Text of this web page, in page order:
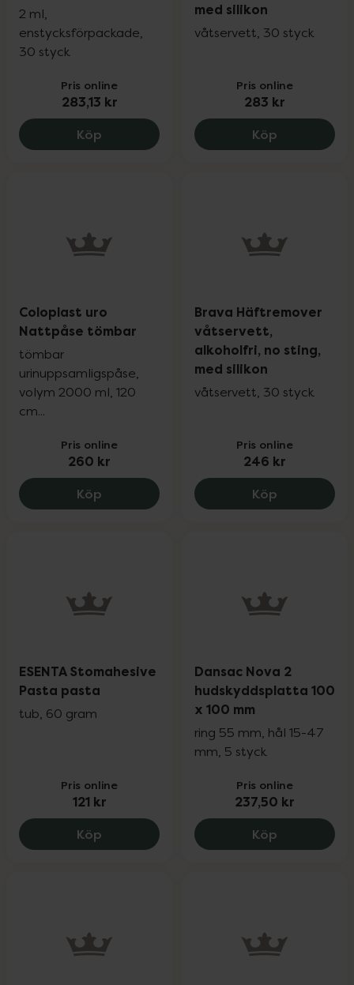
2 ml,
enstycksförpackade,
30 styck
Pris online
283,13 kr
Köp Salts Barrier Film Wipes No Sting
med silikon
våtservett, 30 styck
Pris online
283 kr
Köp Brava
Coloplast uro
Nattpåse tömbar
tömbar
urinuppsamligspåse,
volym 2000 ml, 120
cm...
Pris online
260 kr
Köp Coloplast uro Nattpåse tömbar, 260
Brava Häftremover
våtservett,
alkoholfri, no sting,
med silikon
våtservett, 30 styck
Pris online
246 kr
Köp Brava
ESENTA Stomahesive
Pasta pasta
tub, 60 gram
Pris online
121 kr
Köp ESENTA Stomahesive Pasta pasta, 121
Dansac Nova 2
hudskyddsplatta 100
x 100 mm
ring 55 mm, hål 15-47
mm, 5 styck
Pris online
237,50 kr
Köp Dansac